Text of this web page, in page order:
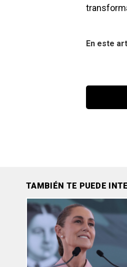
En este
TAMBIÉN TE PUEDE